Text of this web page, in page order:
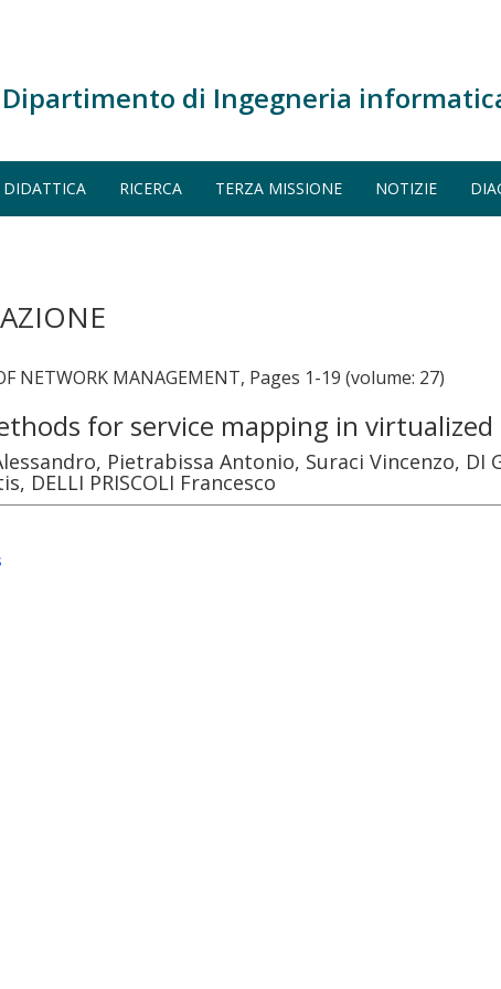
Dipartimento di Ingegneria
DIDATTICA RICERCA TERZA MISSIONE NOTIZIE
NETWORK MANAGEMENT, Pages 1-19 (volume: 27)
for service mapping in
Pietrabissa Antonio, Suraci Vincenzo, DI
DELLI PRISCOLI Francesco